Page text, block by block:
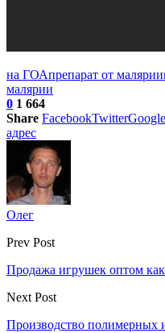
на ГОАпрепарат от малярии
малярии
0 1 664
Share FacebookTwitter
адрес
Олег
Prev Post
Продажа игрушек оптом
Next Post
Производство полимерных